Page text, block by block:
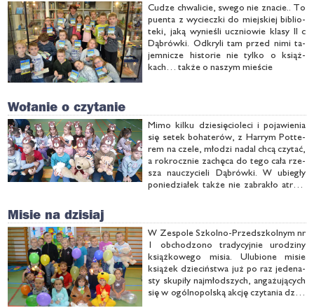
Cu­dze chwa­li­cie, swe­go nie zna­cie.. To
pu­en­ta z wy­ciecz­ki do miej­skiej bi­blio­
te­ki, ja­ką wy­nie­śli ucznio­wie kla­sy II c
Dą­brów­ki. Od­kry­li tam przed ni­mi ta­
jem­ni­cze hi­sto­rie nie tyl­ko o książ­
kach… tak­że o na­szym mie­ście
Wołanie o czytanie
Mi­mo kil­ku dzie­się­cio­le­ci i po­ja­wie­nia
się se­tek bo­ha­te­rów, z Har­rym Pot­te­
rem na cze­le, mło­dzi na­dal chcą czy­tać,
a rok­rocz­nie za­chę­ca do te­go ca­ła rze­
sza na­uczy­cie­li Dą­brów­ki. W ubie­gły
po­nie­dzia­łek tak­że nie za­bra­kło atrak­
Misie na dzisiaj
W Ze­spo­le Szkol­no-Przed­szkol­nym nr
1 ob­cho­dzo­no tra­dy­cyj­nie uro­dzi­ny
książ­ko­we­go mi­sia. Ulu­bio­ne mi­sie
ksią­żek dzie­ciń­stwa już po raz je­de­na­
sty sku­pi­ły naj­młod­szych, an­ga­żu­ją­cych
się w ogól­no­pol­ską ak­cję czy­ta­nia dzie­